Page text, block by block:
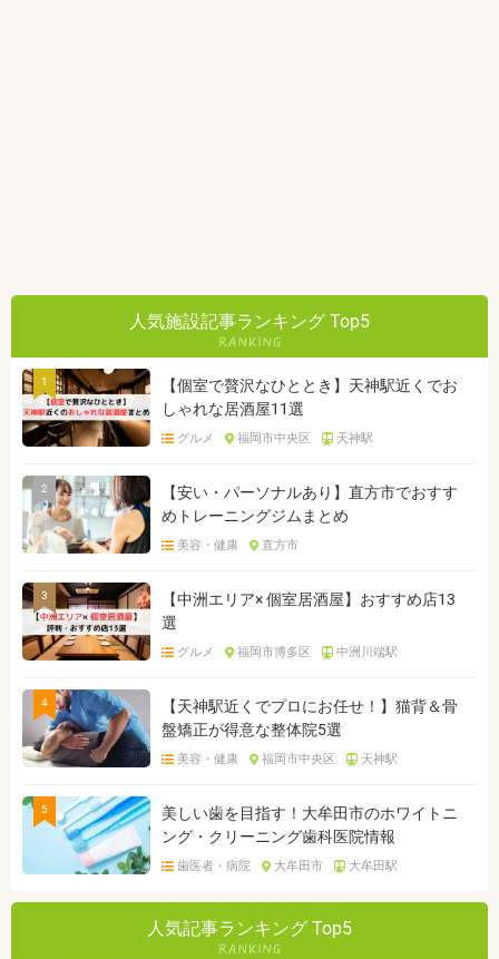
人気施設記事ランキング Top5
1
【個室で贅沢なひととき】天神駅近くでお
しゃれな居酒屋11選
グルメ 福岡市中央区 天神駅
2
【安い・パーソナルあり】直方市でおすす
めトレーニングジムまとめ
美容・健康 直方市
3
【中洲エリア× 個室居酒屋】おすすめ店13
選
グルメ 福岡市博多区 中洲川端駅
4
【天神駅近くでプロにお任せ！】猫背＆骨
盤矯正が得意な整体院5選
美容・健康 福岡市中央区 天神駅
5
美しい歯を目指す！大牟田市のホワイトニ
ング・クリーニング歯科医院情報
歯医者・病院 大牟田市 大牟田駅
人気記事ランキング Top5